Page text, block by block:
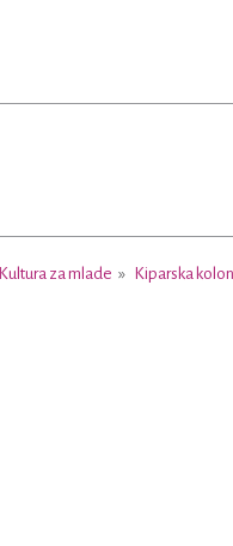
Kultura za mlade Kiparska